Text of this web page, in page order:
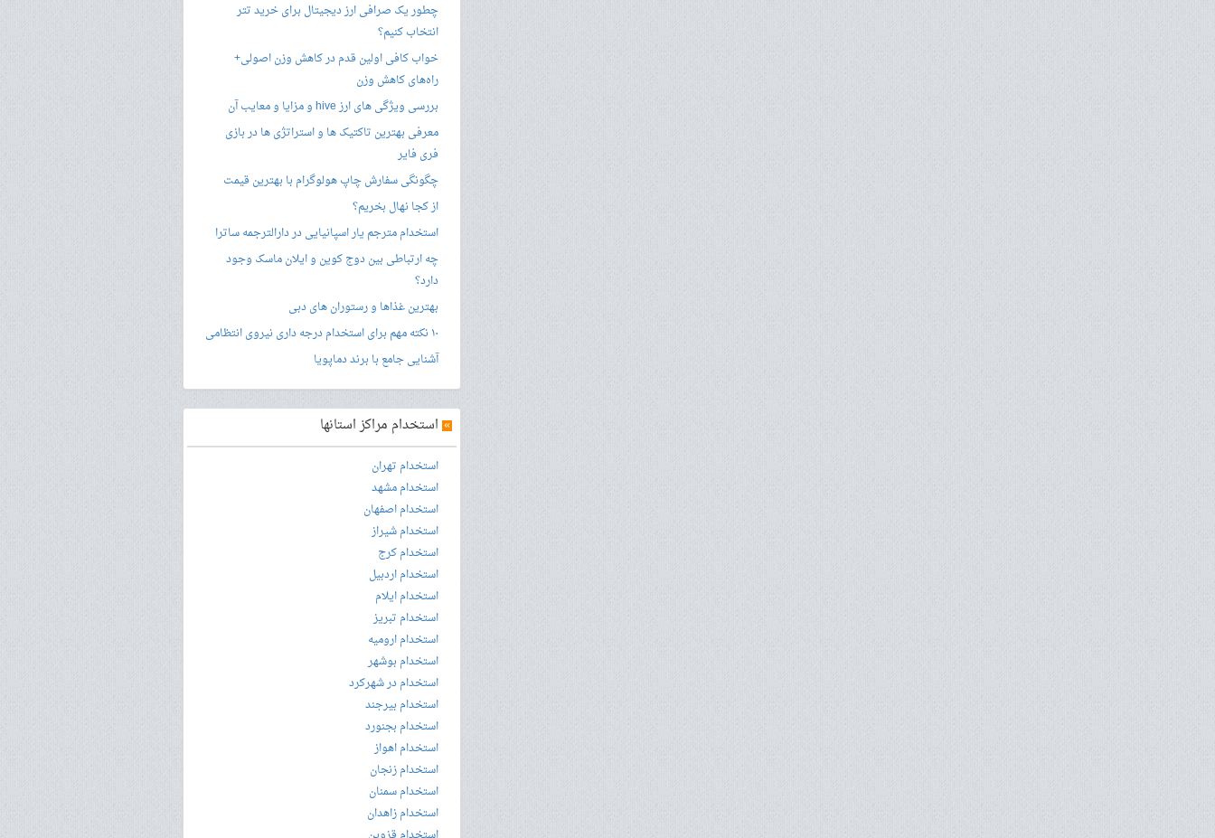
چطور یک صرافی ارز دیجیتال برای خرید تتر
انتخاب کنیم؟
خواب کافی اولین قدم در کاهش وزن اصولی+
راه‌های کاهش وزن
بررسی ویژگی های ارز hive و مزایا و معایب آن
معرفی بهترین تاکتیک ها و استراتژی ها در بازی
فری فایر
چگونگی سفارش چاپ هولوگرام با بهترین قیمت
از کجا نهال بخریم؟
استخدام مترجم یار اسپانیایی در دارالترجمه ساترا
چه ارتباطی بین دوج کوین و ایلان ماسک وجود
دارد؟
بهترین غذاها و رستوران های دبی
۱۰ نکته مهم برای استخدام درجه داری نیروی انتظامی
آشنایی جامع با برند دماپویا
»استخدام مراکز استانها
استخدام تهران
استخدام مشهد
استخدام اصفهان
استخدام شیراز
استخدام کرج
استخدام اردبیل
استخدام ایلام
استخدام تبریز
استخدام ارومیه
استخدام بوشهر
استخدام در شهرکرد
استخدام بیرجند
استخدام بجنورد
استخدام اهواز
استخدام زنجان
استخدام سمنان
استخدام زاهدان